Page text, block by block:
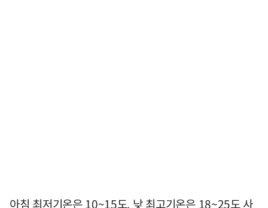
아침 최저기온은 10~15도, 낮 최고기온은 18~25도 사